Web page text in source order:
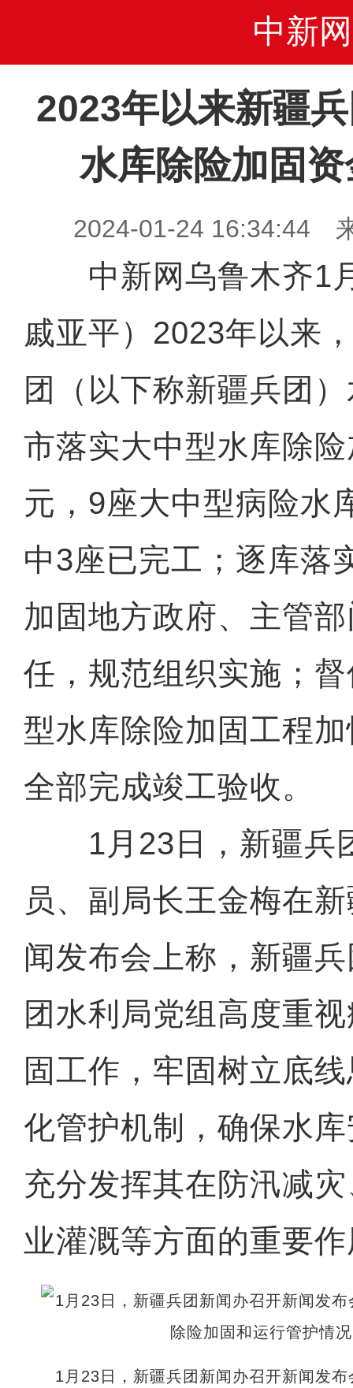
中新网
2023年以来新疆
水库除险加固
2024-01-24 16:34:44
中新网乌鲁木齐1
戚亚平）2023年以来
团（以下称新疆兵团
市落实大中型水库除
元，9座大中型病险水
中3座已完工；逐库落
加固地方政府、主管
任，规范组织实施；
型水库除险加固工程
全部完成竣工验收。
1月23日，新疆兵
员、副局长王金梅在
闻发布会上称，新疆
团水利局党组高度重
固工作，牢固树立底
化管护机制，确保水
充分发挥其在防汛减
业灌溉等方面的重要
1月23日，新疆兵团新闻办召开新闻发